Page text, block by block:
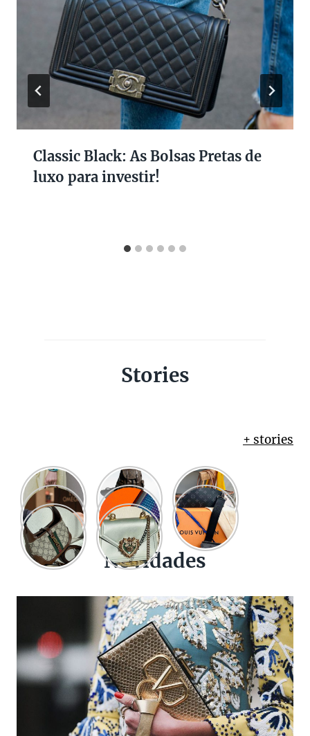
Classic Black: As Bolsas Pretas de
luxo para investir!
Stories
+ stories
Novidades